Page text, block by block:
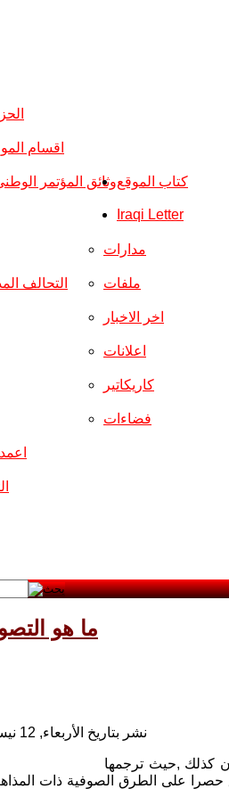
وثائق المؤتمر
اقسام
التحالف
مدارات
ملفات
اخر الاخبار
اعلانات
كاريكاتير
فضاءات
كتاب الموقع
Iraqi Letter
ما هو
نشر بتاريخ الأربعاء, 12 نيسان/أبريل 2017 09:24
كذلك ,حيث ترجمها
على الطرق الصوفية ذات